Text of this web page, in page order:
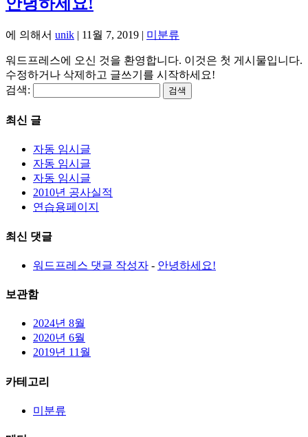
에 의해서 unik | 11월 7, 2019 | 미분류
워드프레스에 오신 것을 환영합니다. 이것은 첫 게시물입니다.
수정하거나 삭제하고 글쓰기를 시작하세요!
검색:
최신 글
자동 임시글
자동 임시글
자동 임시글
2010년 공사실적
연습용페이지
최신 댓글
워드프레스 댓글 작성자 - 안녕하세요!
보관함
2024년 8월
2020년 6월
2019년 11월
카테고리
미분류